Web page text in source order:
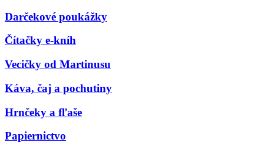
Darčekové poukážky
Čítačky e-kníh
Vecičky od Martinusu
Káva, čaj a pochutiny
Hrnčeky a fľaše
Papiernictvo